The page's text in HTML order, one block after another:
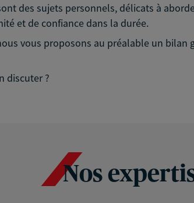
des sujets personnels, délicats à
et de confiance dans la durée.
vous proposons au préalable un
discuter ?
Nos